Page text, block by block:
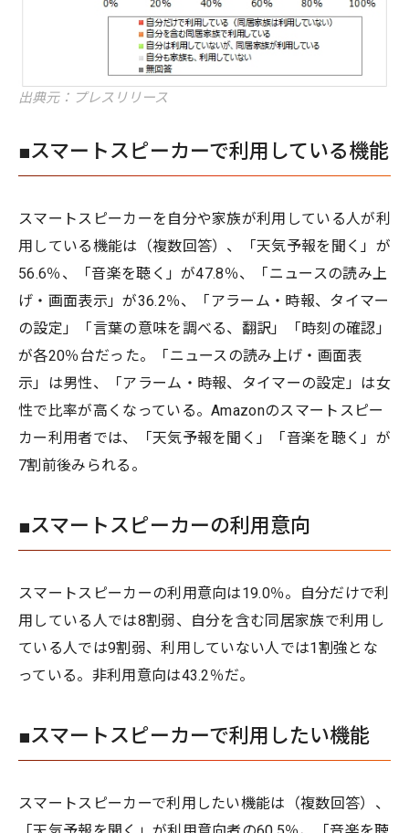
出典元：プレスリリース
■スマートスピーカーで利用している機能
スマートスピーカーを自分や家族が利用している人が利
用している機能は（複数回答）、「天気予報を聞く」が
56.6％、「音楽を聴く」が47.8％、「ニュースの読み上
げ・画面表示」が36.2％、「アラーム・時報、タイマー
の設定」「言葉の意味を調べる、翻訳」「時刻の確認」
が各20％台だった。「ニュースの読み上げ・画面表
示」は男性、「アラーム・時報、タイマーの設定」は女
性で比率が高くなっている。Amazonのスマートスピー
カー利用者では、「天気予報を聞く」「音楽を聴く」が
7割前後みられる。
■スマートスピーカーの利用意向
スマートスピーカーの利用意向は19.0％。自分だけで利
用している人では8割弱、自分を含む同居家族で利用し
ている人では9割弱、利用していない人では1割強とな
っている。非利用意向は43.2％だ。
■スマートスピーカーで利用したい機能
スマートスピーカーで利用したい機能は（複数回答）、